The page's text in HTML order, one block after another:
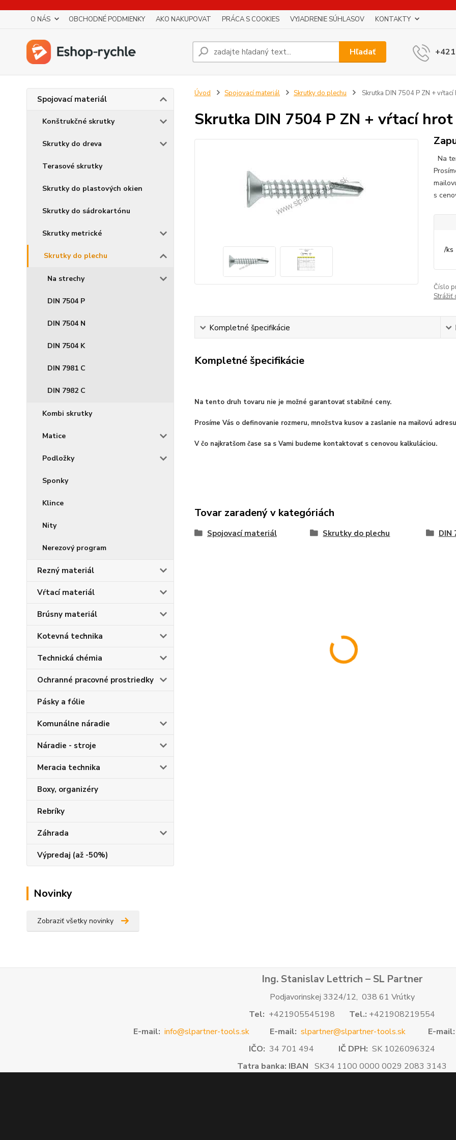
O NÁS OBCHODNÉ PODMIENKY AKO NAKUPOVAT PRÁCA S COOKIES VYJADRENIE SÚHLASOV KONTAKTY
Hľadať
Spojovací materiál
Konštrukčné skrutky
Skrutky do dreva
Terasové skrutky
Skrutky do plastových okien
Skrutky do sádrokartónu
Skrutky metrické
Skrutky do plechu
Na strechy
DIN 7504 P
DIN 7504 N
DIN 7504 K
DIN 7981 C
DIN 7982 C
Kombi skrutky
Matice
Podložky
Sponky
Klince
Nity
Nerezový program
Rezný materiál
Vŕtací materiál
Brúsny materiál
Kotevná technika
Technická chémia
Ochranné pracovné prostriedky
Pásky a fólie
Komunálne náradie
Náradie - stroje
Meracia technika
Boxy, organizéry
Rebríky
Záhrada
Výpredaj (až -50%)
Novinky
Zobraziť všetky novinky
Úvod Spojovací materiál Skrutky do plechu Skrutka DIN 7504 P ZN + vŕtací
Skrutka DIN 7504 P ZN + vŕtací hrot
Na
s
/ks
Číslo
Strážiť
Kompletné špecifikácie
Kompletné špecifikácie
Na tento druh tovaru nie je možné garantovať stabilné ceny.
Prosíme Vás o definovanie rozmeru, množstva kusov a zaslanie na mailovú
V čo najkratšom čase sa s Vami budeme kontaktovať s cenovou kalkuláciou.
Tovar zaradený v kategóriách
Spojovací materiál Skrutky do plechu DIN
Ing. Stanislav Lettrich – SL Partner
Podjavorinskej 3324/12, 038 61 Vrútky
Tel: +421905545198 Tel.: +421908219554
E-mail: info@slpartner-tools.sk E-mail: slpartner@slpartner-tools.sk E-mail:
IČO: 34 701 494 IČ DPH: SK 1026096324
Tatra banka: IBAN SK34 1100 0000 0029 2083 3143